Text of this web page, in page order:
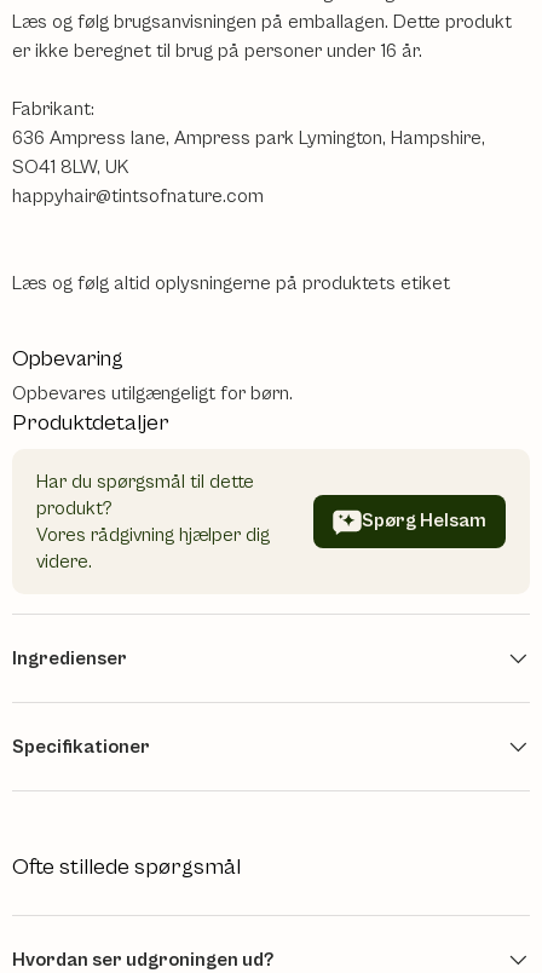
Læs og følg brugsanvisningen på emballagen. Dette produkt
er ikke beregnet til brug på personer under 16 år.
Fabrikant:
636 Ampress lane, Ampress park Lymington, Hampshire,
SO41 8LW, UK
happyhair@tintsofnature.com
Læs og følg altid oplysningerne på produktets etiket
Opbevaring
Opbevares utilgængeligt for børn.
Produktdetaljer
Har du spørgsmål til dette
produkt?
Vores rådgivning hjælper dig
videre.
Spørg Helsam
Ingredienser
Specifikationer
Ofte stillede spørgsmål
Hvordan ser udgroningen ud?